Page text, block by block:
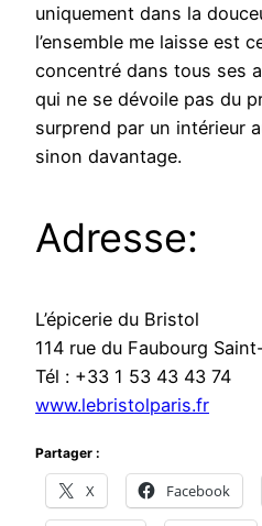
uniquement dans la
l’ensemble me laisse est
concentré dans tous ses
qui ne se dévoile pas du
surprend par un intérieur
sinon davantage.
Adresse:
L’épicerie du Bristol
114 rue du Faubourg
Tél : +33 1 53 43 43 74
www.lebristolparis.fr
Partager :
X Facebook